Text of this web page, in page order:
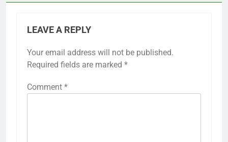
LEAVE A REPLY
Your email address will not be published.
Required fields are marked *
Comment *